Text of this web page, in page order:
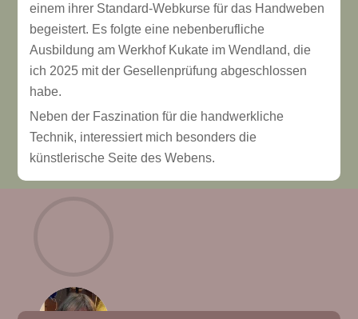
einem ihrer Standard-Webkurse für das Handweben
begeistert. Es folgte eine nebenberufliche
Ausbildung am Werkhof Kukate im Wendland, die
ich 2025 mit der Gesellenprüfung abgeschlossen
habe.
Neben der Faszination für die handwerkliche
Technik, interessiert mich besonders die
künstlerische Seite des Webens.